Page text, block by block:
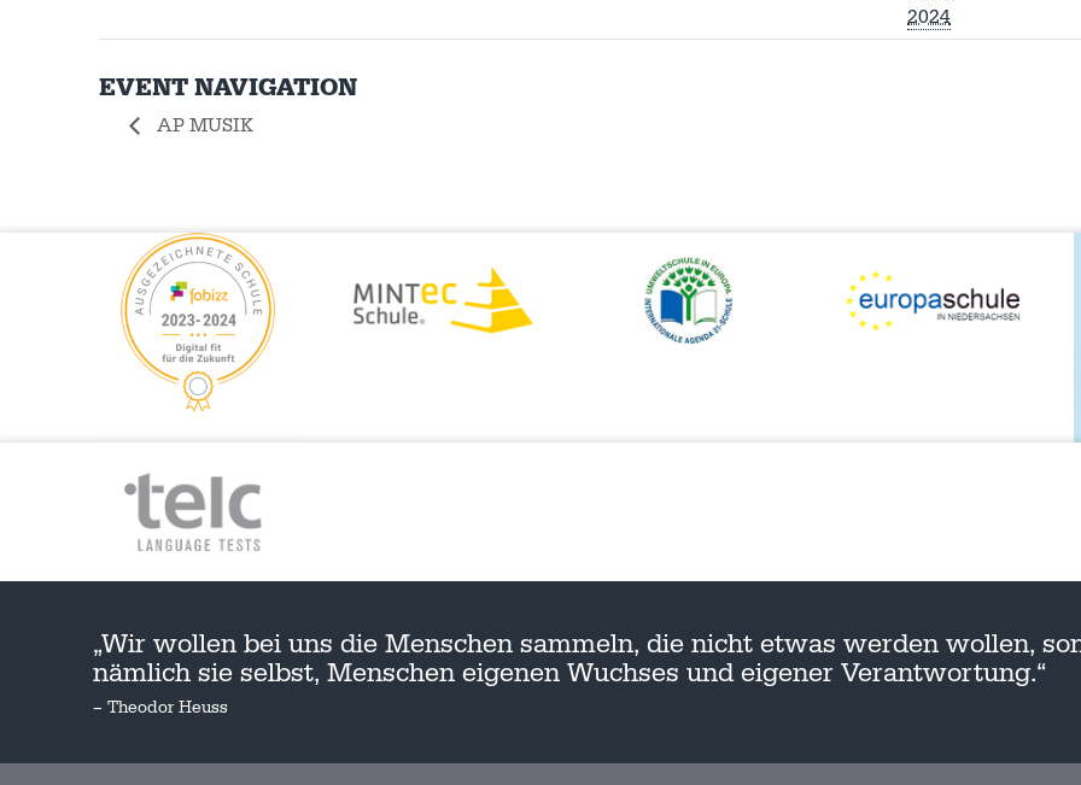
2024
EVENT NAVIGATION
AP MUSIK
„Wir wollen bei uns die Menschen sammeln, die nicht etwas werden wollen,
nämlich sie selbst, Menschen eigenen Wuchses und eigener Verantwortung.“
– Theodor Heuss